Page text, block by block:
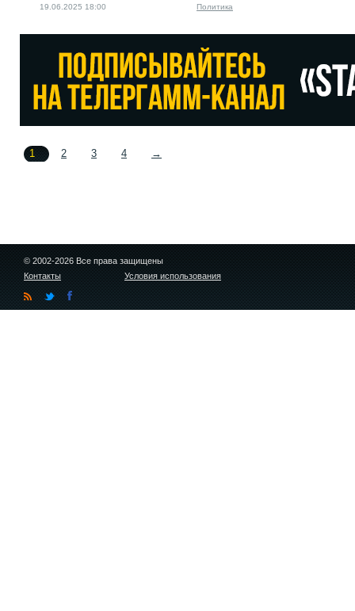
19.06.2025 18:00 Политика
1 2 3 4 →
© 2002-2026 Все права защищены
Контакты
Условия использования